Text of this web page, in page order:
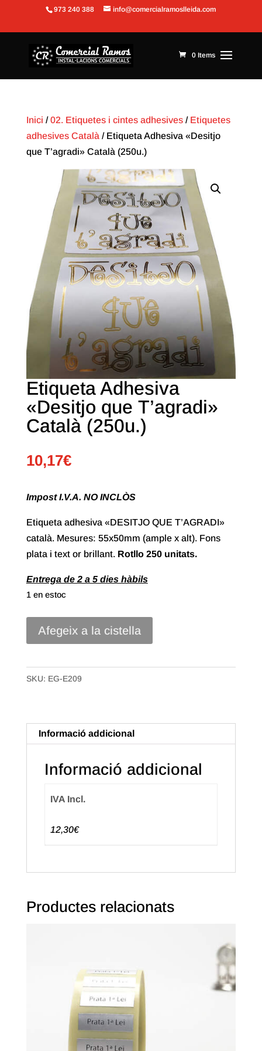
Obre la barra d'eines
973 240 388 info@comercialramoslleida.com
0 Items
Inici /02. Etiquetes i cintes adhesives/ Etiquetes
adhesives Català / Etiqueta Adhesiva «Desitjo
que T’agradi» Català (250u.)
Etiqueta Adhesiva
«Desitjo que T’agradi»
Català (250u.)
10,17€
Impost I.V.A. NO INCLÒS
Etiqueta adhesiva «DESITJO QUE T’AGRADI»
català. Mesures: 55x50mm (ample x alt). Fons
plata i text or brillant. Rotllo 250 unitats.
Entrega de 2 a 5 dies hàbils
1 en estoc
quantitat
Català
Afegeix a la cistella
SKU: EG-E209
Informació addicional
Informació addicional
IVA Incl.
12,30€
Productes relacionats